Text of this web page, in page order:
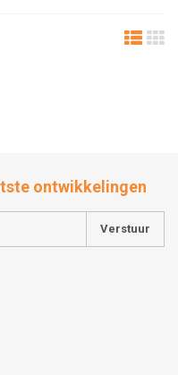
ontwikkelingen
Verstuur